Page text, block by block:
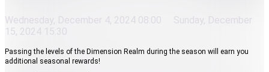
Wednesday, December 4, 2024 08:00
Sunday, December
15, 2024 15:30
Passing the levels of the Dimension Realm during the season will earn you
additional seasonal rewards!